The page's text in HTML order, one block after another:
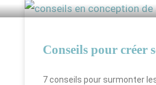
Conseils pour créer
7 conseils pour surmonter